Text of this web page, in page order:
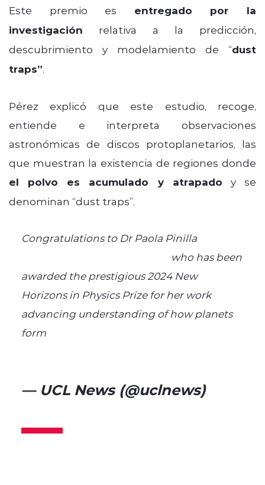
Este premio es entregado por la
investigación relativa a la predicción,
descubrimiento y modelamiento de “dust
traps”.
Pérez explicó que este estudio, recoge,
entiende e interpreta observaciones
astronómicas de discos protoplanetarios, las
que muestran la existencia de regiones donde
el polvo es acumulado y atrapado y se
denominan “dust traps”.
Congratulations to Dr Paola Pinilla
who has been
awarded the prestigious 2024 New
Horizons in Physics Prize for her work
advancing understanding of how planets
form
— UCL News (@uclnews)